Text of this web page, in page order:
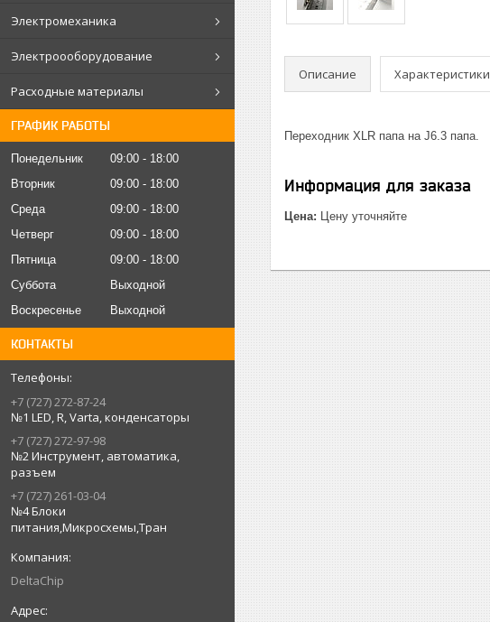
Электромеханика
Электроооборудование
Расходные материалы
ГРАФИК РАБОТЫ
Понедельник 09:00
18:00
Вторник
09:00
18:00
Среда
09:00
18:00
Четверг
09:00
18:00
Пятница
09:00
18:00
Суббота
Выходной
Воскресенье
Выходной
КОНТАКТЫ
+7 (727) 272-87-24
№1 LED, R, Varta, конденсаторы
+7 (727) 272-97-98
№2 Инструмент, автоматика,
разъем
+7 (727) 261-03-04
№4 Блоки
питания,Микросхемы,Тран
DeltaChip
Описание Характеристики
Переходник XLR папа на J6.3 папа.
Информация для заказа
Цена: Цену уточняйте